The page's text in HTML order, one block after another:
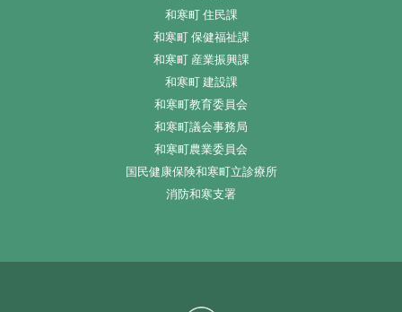
和寒町 住民課
和寒町 保健福祉課
和寒町 産業振興課
和寒町 建設課
和寒町教育委員会
和寒町議会事務局
和寒町農業委員会
国民健康保険和寒町立診療所
消防和寒支署